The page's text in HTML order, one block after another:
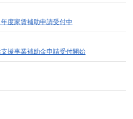
度家賃補助申請受付中
援事業補助金申請受付開始